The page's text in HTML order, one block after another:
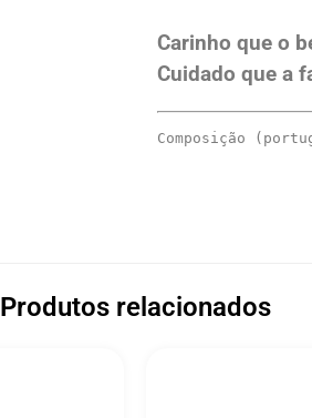
Carinho que o
Cuidado que a
Composição
Produtos relacionados